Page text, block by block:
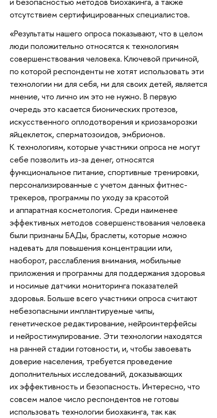
отсутствием сертифицированных специалистов.
«Результаты нашего опроса показывают, что в целом
люди положительно относятся к технологиям
совершенствования человека. Ключевой причиной,
по которой респонденты не хотят использовать эти
технологии ни для себя, ни для своих детей, является
мнение, что лично им это не нужно. В первую
очередь это касается бионических протезов,
искусственного оплодотворения и криозаморозки
яйцеклеток, сперматозоидов, эмбрионов.
К технологиям, которые участники опроса не могут
себе позволить из-за денег, относятся
функциональное питание, спортивные тренировки,
персонализированные с учетом данных фитнес-
трекеров, программы по уходу за красотой
и аппаратная косметология. Среди наименее
эффективных методов совершенствования человека
были признаны БАДы, браслеты, которые можно
надевать для повышения концентрации или,
наоборот, расслабления внимания, мобильные
приложения и программы для поддержания здоровья
и носимые датчики мониторинга показателей
здоровья. Больше всего участники опроса считают
небезопасными имплантируемые чипы,
генетическое редактирование, нейроинтерфейсы
и нейростимулирование. Эти технологии находятся
на ранней стадии готовности, и, чтобы завоевать
доверие населения, требуется проведение
дополнительных исследований, доказывающих
их эффективность и безопасность. Интересно, что
совсем малое число респондентов не готовы
использовать технологии биохакинга, так как